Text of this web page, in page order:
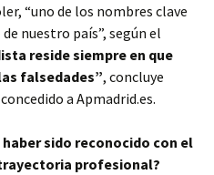
“uno de los nombres clave
nuestro país”, según el
reside siempre en que
falsedades”, concluye
a Apmadrid.es.
sido reconocido con el
profesional?